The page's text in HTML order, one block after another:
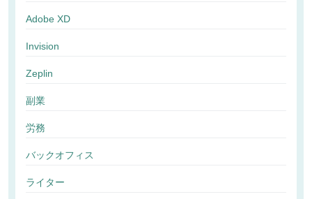
Adobe XD
Invision
Zeplin
副業
労務
バックオフィス
ライター